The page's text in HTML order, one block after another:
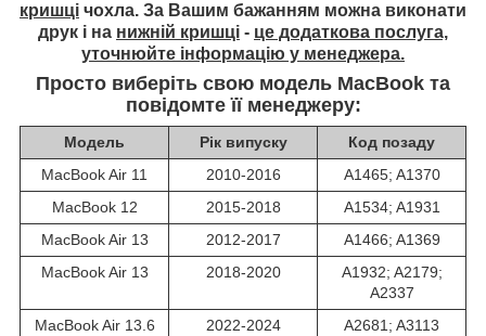
кришці чохла. За Вашим бажанням можна виконати
друк і на нижній кришці - це додаткова послуга,
уточнюйте інформацію у менеджера.
Просто виберіть свою модель MacBook та
повідомте її менеджеру:
Модель Рік випуску
Код позаду
MacBook Air 11
2010-2016
A1465; A1370
MacBook 12
2015-2018
A1534; A1931
MacBook Air 13
2012-2017
A1466; A1369
MacBook Air 13
2018-2020
A1932; A2179;
A2337
MacBook Air 13.6
2022-2024
A2681; A3113